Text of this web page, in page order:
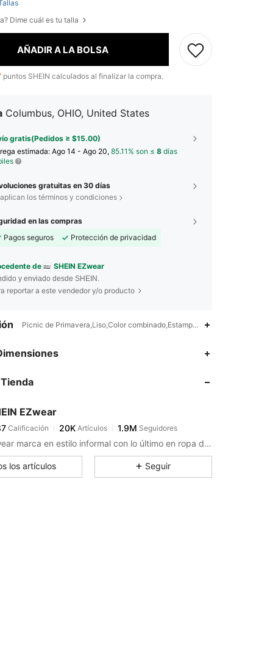
Dime cuál es tu talla
AÑADIR A LA BOLSA
puntos SHEIN calculados al finalizar la compra.
Columbus, OHIO, United States
gratis(Pedidos ≥ $15.00)
estimada:Ago 14 - Ago 20, 85.11% son ≤ 8 días
gratuitas en 30 días
los términos y condiciones
en las compras
Pagos seguros
Protección de privacidad
de SHEIN EZwear
y enviado desde SHEIN.
reportar a este vendedor y/o producto
Picnic de Primavera,Liso,Color combinado,Estampado en
EZwear
x***epagó Hace 1 horas
20K 1.9M
SHEIN EZwear marca en estilo informal con lo último en ropa desenfadada.
los artículos Seguir